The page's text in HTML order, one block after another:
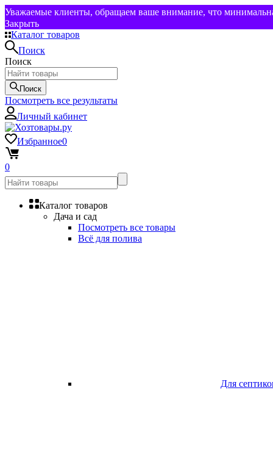
Уважаемые клиенты, обращаем ваше внимание, что
Закрыть
Каталог товаров
Поиск
Поиск
Поиск
Посмотреть все результаты
Личный кабинет
Избранное0
0
Каталог товаров
Дача и сад
Посмотреть все товары
Всё для полива
Для